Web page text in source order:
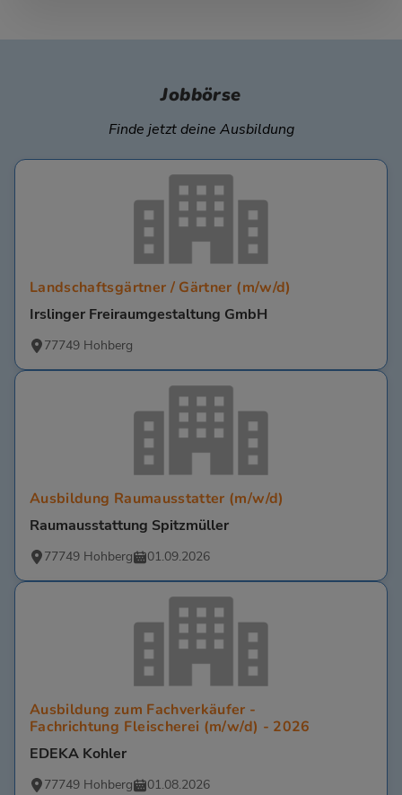
Jobbörse
Finde jetzt deine Ausbildung
Landschaftsgärtner / Gärtner (m/w/d)
Irslinger Freiraumgestaltung GmbH
77749 Hohberg
Ausbildung Raumausstatter (m/w/d)
Raumausstattung Spitzmüller
77749 Hohberg 01.09.2026
Ausbildung zum Fachverkäufer -
Fachrichtung Fleischerei (m/w/d) - 2026
EDEKA Kohler
77749 Hohberg 01.08.2026